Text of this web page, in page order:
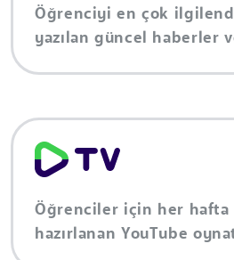
Öğrenciyi en çok
yazılan güncel haberler
Öğrenciler için her hafta
hazırlanan YouTube